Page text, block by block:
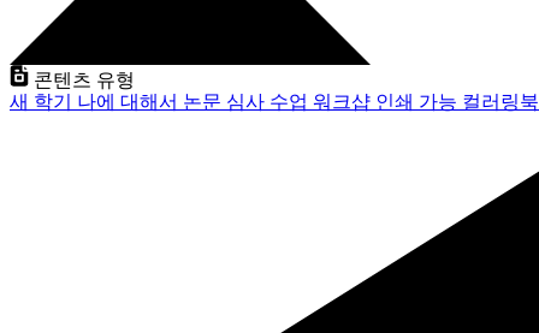
콘텐츠 유형
새 학기 나에 대해서 논문 심사 수업 워크샵 인쇄 가능 컬러링북